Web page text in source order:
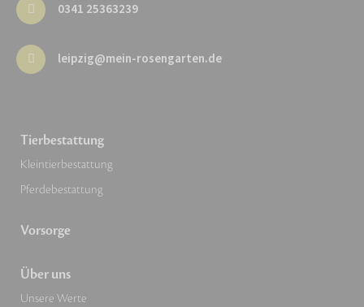
0341 25363239
leipzig@mein-rosengarten.de
Tierbestattung
Kleintierbestattung
Pferdebestattung
Vorsorge
Über uns
Unsere Werte